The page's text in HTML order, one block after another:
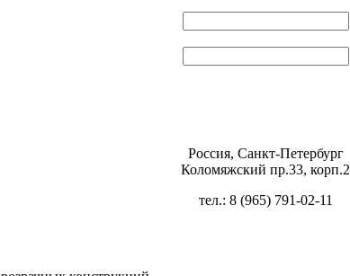
Россия, Санкт-Петербург
Коломяжский пр.33, корп.2
тел.: 8 (965) 791-02-11